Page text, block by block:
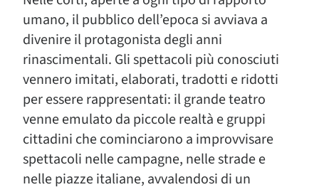
umano, il pubblico dell’epoca si avviava a
divenire il protagonista degli anni
rinascimentali. Gli spettacoli più conosciuti
vennero imitati, elaborati, tradotti e ridotti
per essere rappresentati: il grande teatro
venne emulato da piccole realtà e gruppi
cittadini che cominciarono a improvvisare
spettacoli nelle campagne, nelle strade e
nelle piazze italiane, avvalendosi di un